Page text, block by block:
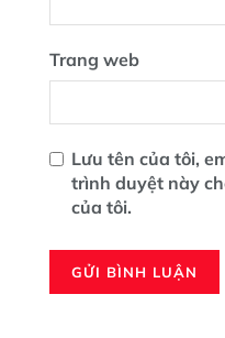
Trang web
Lưu tên của tôi,
trình duyệt này
của tôi.